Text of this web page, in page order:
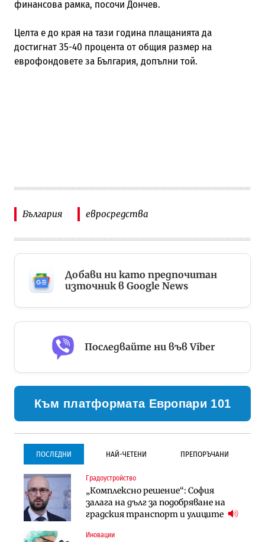
финансова рамка, посочи Дончев.
Целта е до края на тази година плащанията да
достигнат 35-40 процента от общия размер на
еврофондовете за България, допълни той.
България евросредства
Добави ни като предпочитан
източник в Google News
Последвайте ни във Viber
Към платформата Европари 101
ПОСЛЕДНИ НАЙ-ЧЕТЕНИ ПРЕПОРЪЧАНИ
Градоустройство
„Комплексно решение“: София
залага на дълг за подобряване на
градския транспорт и улиците
Иновации
Градоустройство
Столична община избра
изпълнител за преместването на
трамвайното трасе по бул.
Инфраструктура
Проектирането на тунела под
Петрохан ще върви паралелно с
екологичните оценки
Компании